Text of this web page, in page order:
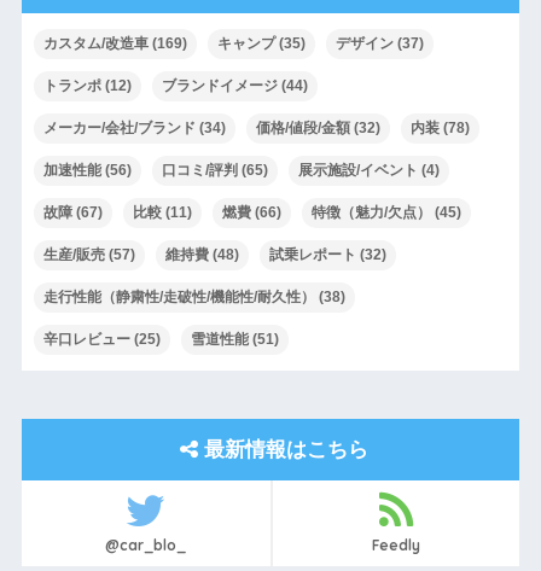
カスタム/改造車(169) キャンプ(35) デザイン(37)
トランポ(12) ブランドイメージ(44)
メーカー/会社/ブランド (34) 価格/値段/金額(32) 内装(78)
加速性能(56) 口コミ/評判 (65) 展示施設/イベント (4)
故障(67) 比較(11) 燃費(66) 特徴（魅力/欠点） (45)
生産/販売(57) 維持費(48) 試乗レポート (32)
走行性能（静粛性/走破性/機能性/耐久性） (38)
辛口レビュー(25) 雪道性能(51)
最新情報はこちら
@car_blo_ Feedly